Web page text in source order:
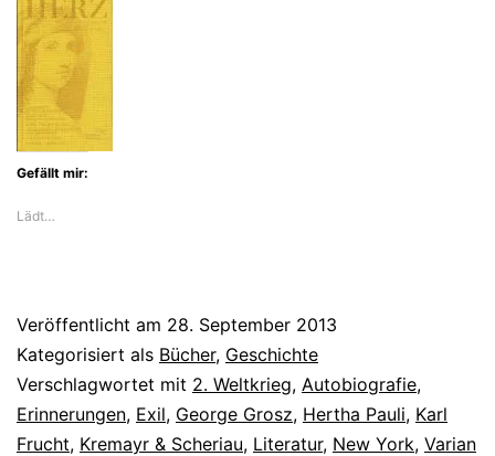
Gefällt mir:
Lädt…
Veröffentlicht am 28. September 2013
Kategorisiert als Bücher, Geschichte
Verschlagwortet mit 2. Weltkrieg, Autobiografie,
Erinnerungen, Exil, George Grosz, Hertha Pauli, Karl
Frucht, Kremayr & Scheriau, Literatur, New York, Varian